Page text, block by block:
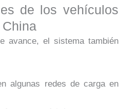
de los vehículos
avance, el sistema también
algunas redes de carga en